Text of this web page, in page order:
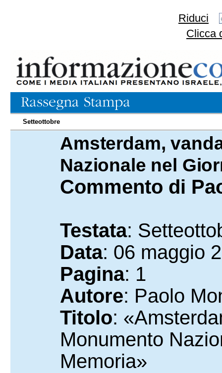
Riduci
Clicca
Setteottobre
Amsterdam,
Nazionale nel
Commento di
Testata:
Data: 06 maggio
Pagina: 1
Autore: Paolo
Titolo:
Monumento
Memoria»